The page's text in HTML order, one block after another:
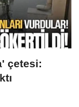
çetesi: